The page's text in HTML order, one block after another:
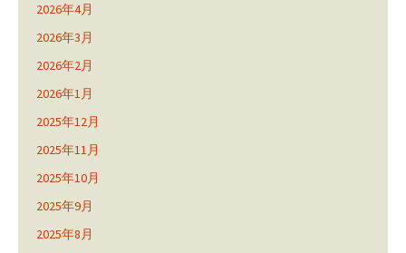
2026年4月
2026年3月
2026年2月
2026年1月
2025年12月
2025年11月
2025年10月
2025年9月
2025年8月